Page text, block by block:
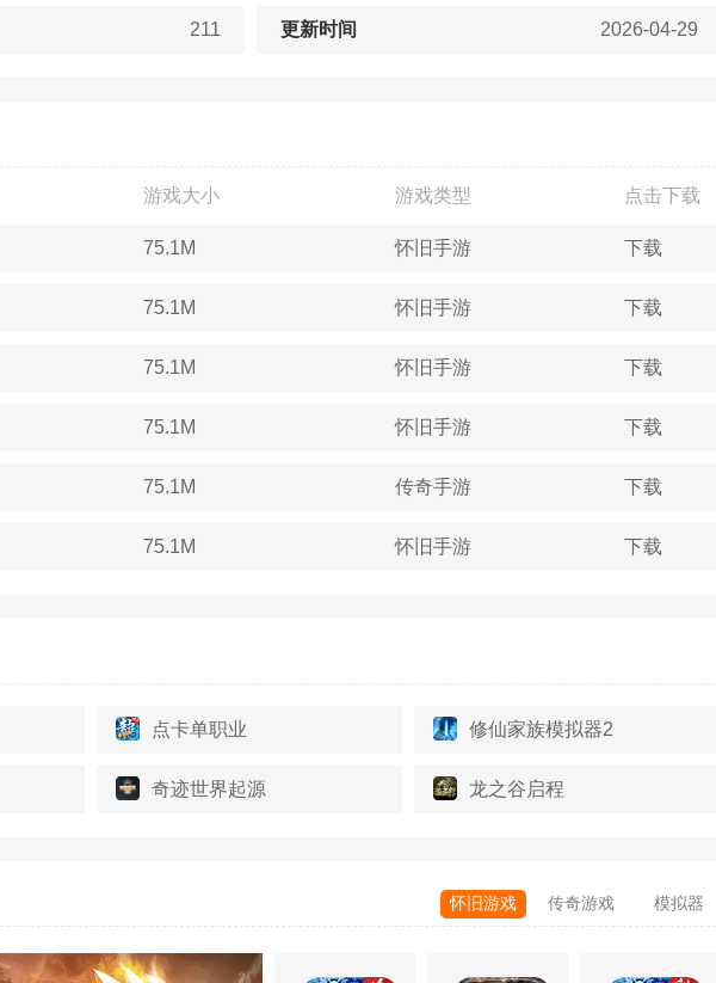
211 更新时间 2026-04-29
游戏大小 游戏类型 点击下载
75.1M 怀旧手游 下载
75.1M 怀旧手游 下载
75.1M 怀旧手游 下载
75.1M 怀旧手游 下载
75.1M 传奇手游 下载
75.1M 怀旧手游 下载
点卡单职业 修仙家族模拟器2
奇迹世界起源 龙之谷启程
怀旧游戏 传奇游戏 模拟器